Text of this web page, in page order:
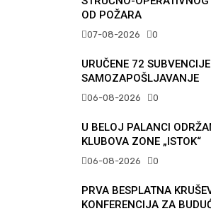
OD POŽARA
07-08-2026 0
URUČENE 72
SAMOZAPOŠLJAVANJE
06-08-2026 0
U BELOJ PALANCI
KLUBOVA ZONE „ISTOK“
06-08-2026 0
PRVA BESPLATNA
KONFERENCIJA ZA